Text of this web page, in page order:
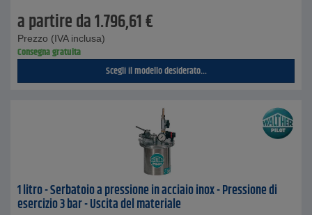
a partire da1.796,61€
Prezzo (IVA inclusa)
Consegna gratuita
Scegli il modello desiderato...
1 litro - Serbatoio a pressione in acciaio inox - Pressione di
esercizio 3 bar - Uscita del materiale